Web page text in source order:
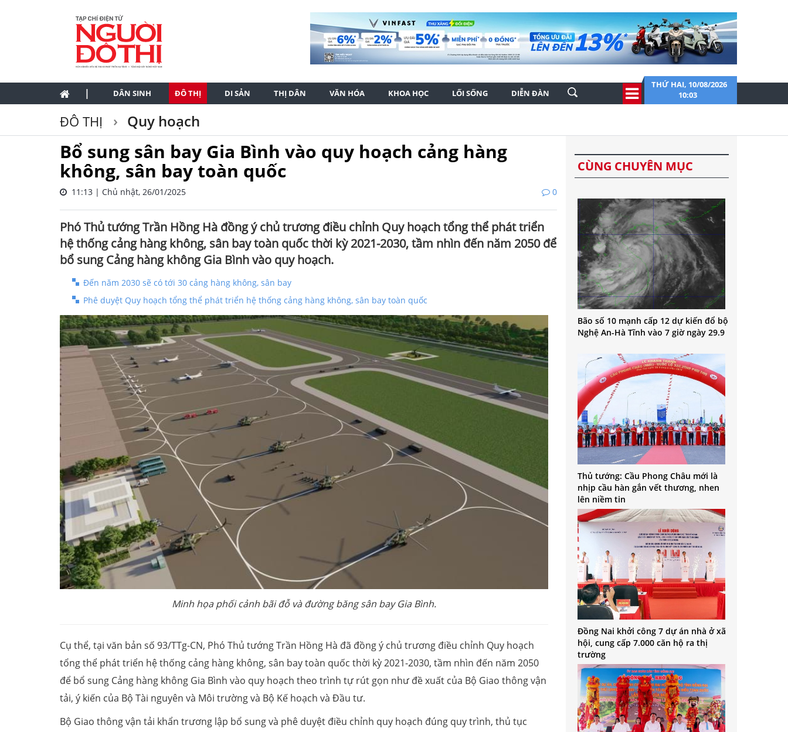
| DÂN SINH ĐÔ THỊ DI SẢN THỊ DÂN VĂN HÓA KHOA HỌC LỐI SỐNG DIỄN ĐÀN
THỨ HAI, 10/08/2026
10:03
ĐÔ THỊ Quy hoạch
Bổ sung sân bay Gia Bình vào quy hoạch cảng hàng
không, sân bay toàn quốc
11:13 | Chủ nhật, 26/01/2025 0
Phó Thủ tướng Trần Hồng Hà đồng ý chủ trương điều chỉnh Quy hoạch tổng thể phát triển
hệ thống cảng hàng không, sân bay toàn quốc thời kỳ 2021-2030, tầm nhìn đến năm 2050 để
bổ sung Cảng hàng không Gia Bình vào quy hoạch.
Đến năm 2030 sẽ có tới 30 cảng hàng không, sân bay
Phê duyệt Quy hoạch tổng thể phát triển hệ thống cảng hàng không, sân bay toàn quốc
Minh họa phối cảnh bãi đỗ và đường băng sân bay Gia Bình.
Cụ thể, tại văn bản số 93/TTg-CN, Phó Thủ tướng Trần Hồng Hà đã đồng ý chủ trương điều chỉnh Quy hoạch
tổng thể phát triển hệ thống cảng hàng không, sân bay toàn quốc thời kỳ 2021-2030, tầm nhìn đến năm 2050
để bổ sung Cảng hàng không Gia Bình vào quy hoạch theo trình tự rút gọn như đề xuất của Bộ Giao thông vận
tải, ý kiến của Bộ Tài nguyên và Môi trường và Bộ Kế hoạch và Đầu tư.
Bộ Giao thông vận tải khẩn trương lập bổ sung và phê duyệt điều chỉnh quy hoạch đúng quy trình, thủ tục
CÙNG CHUYÊN MỤC
Bão số 10 mạnh cấp 12 dự kiến đổ bộ
Nghệ An-Hà Tĩnh vào 7 giờ ngày 29.9
Thủ tướng: Cầu Phong Châu mới là
nhịp cầu hàn gắn vết thương, nhen
lên niềm tin
Đồng Nai khởi công 7 dự án nhà ở xã
hội, cung cấp 7.000 căn hộ ra thị
trường